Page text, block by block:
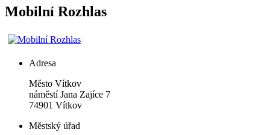
Mobilní Rozhlas
Adresa
Město Vítkov
náměstí Jana Zajíce 7
74901 Vítkov
Městský úřad